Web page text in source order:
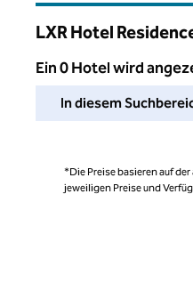
LXR Hotel
Ein 0 Hotel wird
Wir konnten in diesem
In diesem
*Die Preise basieren auf
jeweiligen Preise und